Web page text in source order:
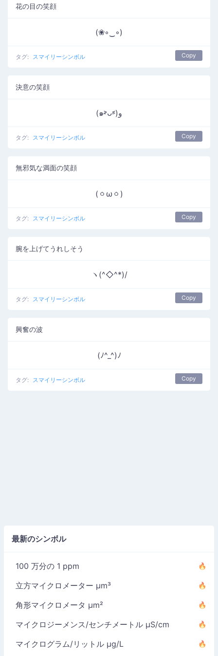
花の目の笑顔
(❀◦‿◦)
タグ: スマイリーシンボル Copy
決意の笑顔
(๑˃̵ᴗ˂̵)و
タグ: スマイリーシンボル Copy
無邪気な満面の笑顔
(ㆁωㆁ)
タグ: スマイリーシンボル Copy
腕を上げてうれしそう
ヽ(^◇^*)/
タグ: スマイリーシンボル Copy
興奮の波
(ﾉ^_^)ﾉ
タグ: スマイリーシンボル Copy
最新のシンボル
100 万分の 1 ppm
立方マイクロメーター µm³
角形マイクロメータ µm²
マイクロジーメンス/センチメートル µS/cm
マイクログラム/リットル µg/L